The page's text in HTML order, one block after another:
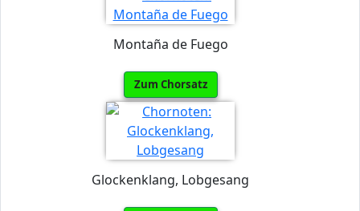
Montaña de Fuego
Zum Chorsatz
Glockenklang, Lobgesang